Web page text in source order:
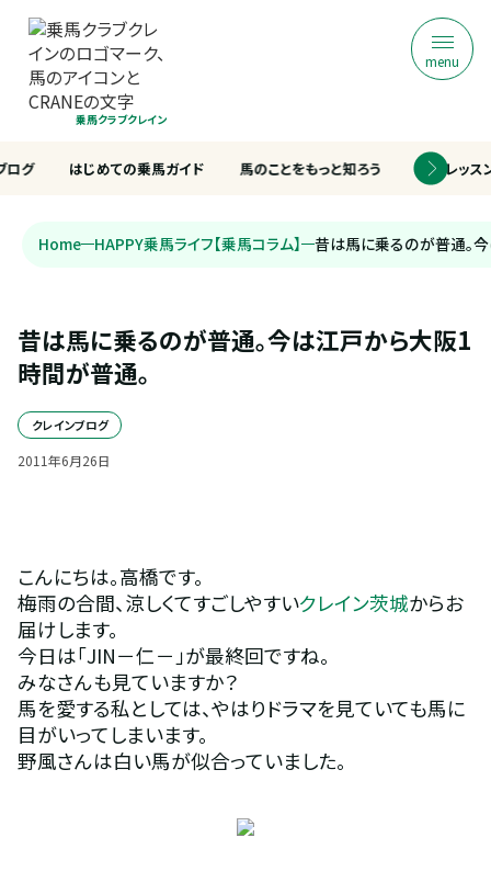
乗馬クラブクレイン
menu
はじめての乗馬ガイド 馬のことをもっと知ろう 乗馬レッス
ログ
Home HAPPY乗馬ライフ【乗馬コラム】 昔は馬に乗るのが普通。
昔は馬に乗るのが普通。今は江戸から大阪1
時間が普通。
クレインブログ
2011年6月26日
こんにちは。高橋です。
梅雨の合間、涼しくてすごしやすいクレイン茨城からお
届けします。
今日は「JIN－仁－」が最終回ですね。
みなさんも見ていますか？
馬を愛する私としては、やはりドラマを見ていても馬に
目がいってしまいます。
野風さんは白い馬が似合っていました。